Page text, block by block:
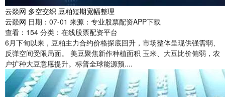
云燚网 多空交织 豆粕短期宽幅整理
云燚网 日期：07-01 来源：专业股票配资APP下载
查看： 154 分类： 在线股票配资平台
6月下旬以来，豆粕主力合约价格探底回升，市场整体呈现供强需弱、
反弹空间受限局面。 美豆聚焦新作种植面积 玉米、大豆比价偏弱，农
户扩种大豆意愿提升。标普全球能源预....